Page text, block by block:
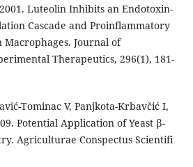
2001. Luteolin Inhibits an Endotoxin-
Cascade and Proinflammatory
Journal of
Therapeutics, 296(1), 181-
Tominac V, Panjkota-Krbavčić I,
Potential Application of Yeast β-
Agriculturae Conspectus Scientifi